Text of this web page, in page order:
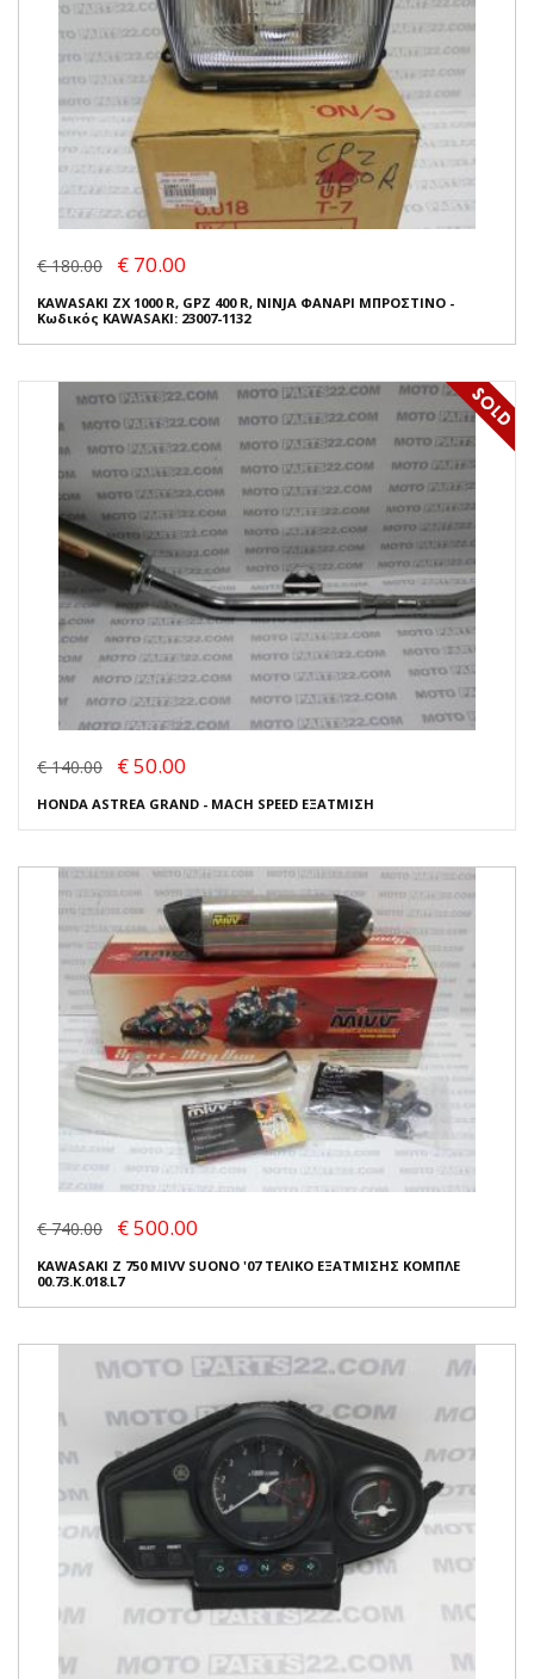
€ 180.00 € 70.00
KAWASAKI ZX 1000 R, GPZ 400 R, NINJA ΦΑΝΑΡΙ ΜΠΡΟΣΤΙΝΟ -
Κωδικός KAWASAKI: 23007-1132
€ 140.00 € 50.00
HONDA ASTREA GRAND - MACH SPEED ΕΞΑΤΜΙΣΗ
€ 740.00 € 500.00
KAWASAKI Z 750 MIVV SUONO '07 ΤΕΛΙΚΟ ΕΞΑΤΜΙΣΗΣ ΚΟΜΠΛΕ
00.73.K.018.L7